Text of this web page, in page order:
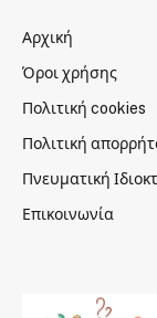
Αρχική
Όροι χρήσης
Πολιτική cookies
Πολιτική
Πνευματική
Επικοινωνία